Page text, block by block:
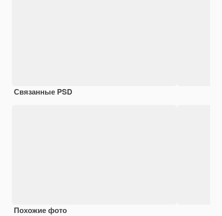
Связанные PSD
Похожие фото